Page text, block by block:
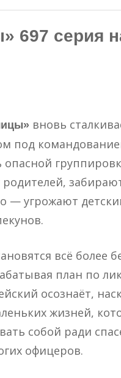
697 серия
вновь
под
— угрожают
всё более
план по
осознаёт,
жизней,
собой ради
офицеров.